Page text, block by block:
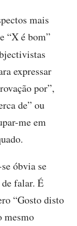
mais
“X é bom”
expressar
por”,
de” ou
me em
óbvia se
falar. É
“Gosto disto
mesmo